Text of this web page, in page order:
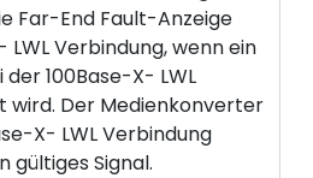
Far-End Fault-Anzeige
LWL Verbindung, wenn ein
100Base-X- LWL
wird. Der Medienkonverter
X- LWL Verbindung
gültiges Signal.